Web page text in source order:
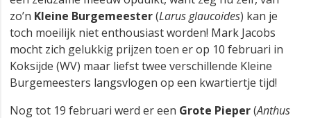
zo’n Kleine Burgemeester(Larus glaucoides) kan je
toch moeilijk niet enthousiast worden! Mark Jacobs
mocht zich gelukkig prijzen toen er op 10 februari in
Koksijde (WV) maar liefst twee verschillende Kleine
Burgemeesters langsvlogen op een kwartiertje tijd!
Nog tot 19 februari werd er een Grote Pieper(Anthus